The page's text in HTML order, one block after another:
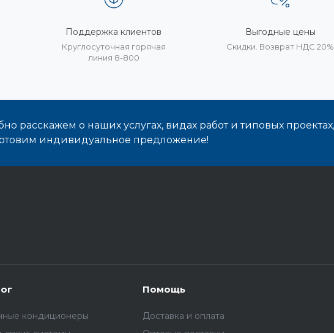
Поддержка клиентов
Круглосуточная горячая
линия 8-800
Выгодные цены
Скидки. Возврат НДС 20%
расскажем о наших услугах, видах работ и типовых
индивидуальное предложение!
кондиционеры
Помощь
Доставка и оплата